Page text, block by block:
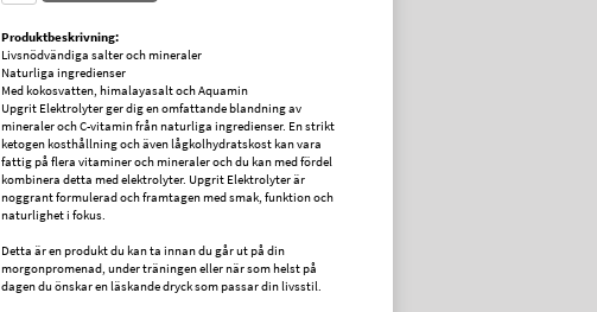
Produktbeskrivning:
Livsnödvändiga salter och mineraler
Naturliga ingredienser
Med kokosvatten, himalayasalt och Aquamin
Upgrit Elektrolyter ger dig en omfattande blandning av
mineraler och C-vitamin från naturliga ingredienser. En strikt
ketogen kosthållning och även lågkolhydratskost kan vara
fattig på flera vitaminer och mineraler och du kan med fördel
kombinera detta med elektrolyter. Upgrit Elektrolyter är
noggrant formulerad och framtagen med smak, funktion och
naturlighet i fokus.
Detta är en produkt du kan ta innan du går ut på din
morgonpromenad, under träningen eller när som helst på
dagen du önskar en läskande dryck som passar din livsstil.